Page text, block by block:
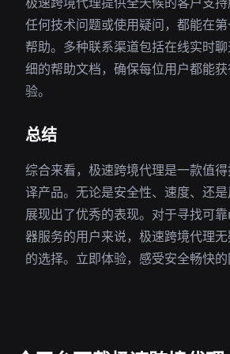
任何技术问题或使用疑问，都能在
帮助。多种联系渠道包括在线实时
细的帮助文档，确保每位用户都能
验。
总结
综合来看，极速跨境代理是一款值
译产品。无论是安全性、速度、还
展现出了优秀的表现。对于寻找可
器服务的用户来说，极速跨境代理
的选择。立即体验，感受安全畅快的